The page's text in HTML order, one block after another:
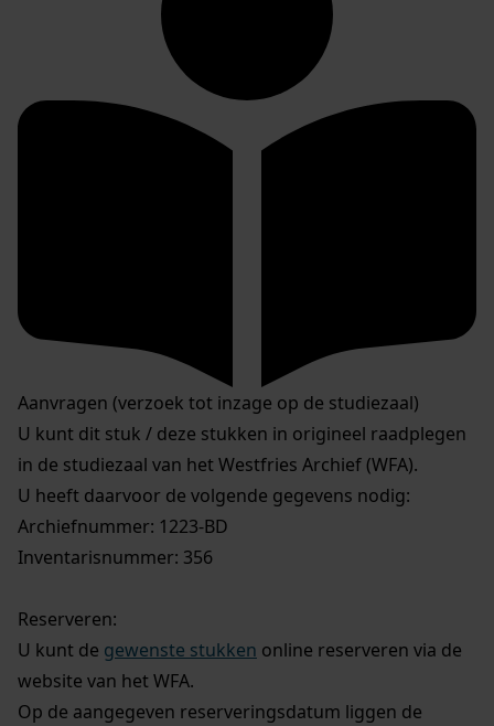
Aanvragen (verzoek tot inzage op de studiezaal)
U kunt dit stuk / deze stukken in origineel raadplegen
in de studiezaal van het Westfries Archief (WFA).
U heeft daarvoor de volgende gegevens nodig:
Archiefnummer: 1223-BD
Inventarisnummer: 356
Reserveren:
U kunt de gewenste stukken online reserveren via de
website van het WFA.
Op de aangegeven reserveringsdatum liggen de